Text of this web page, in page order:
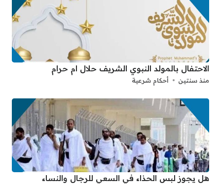
الاحتفال بالمولد النبوي الشريف حلال ام حرام
منذ سنتين أحكام شرعية
هل يجوز لبس الحذاء في السعي للرجال والنساء